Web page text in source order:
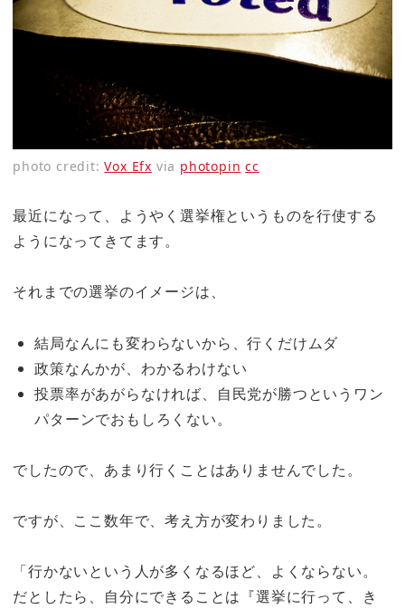
photo credit:Vox Efx via photopin cc
最近になって、ようやく選挙権というものを行使する
ようになってきてます。
それまでの選挙のイメージは、
結局なんにも変わらないから、行くだけムダ
政策なんかが、わかるわけない
投票率があがらなければ、自民党が勝つというワン
パターンでおもしろくない。
でしたので、あまり行くことはありませんでした。
ですが、ここ数年で、考え方が変わりました。
「行かないという人が多くなるほど、よくならない。
だとしたら、自分にできることは『選挙に行って、き